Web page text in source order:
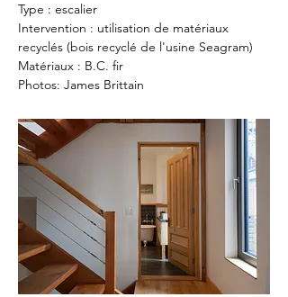
Type : escalier
Intervention : utilisation de matériaux
recyclés (bois recyclé de l'usine Seagram)
Matériaux : B.C. fir
Photos: James Brittain